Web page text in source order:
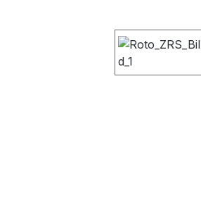
Bildergalerie überspringen